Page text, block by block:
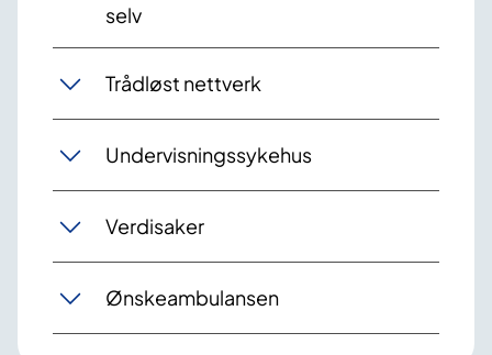
selv
Trådløst nettverk
Undervisningssykehus
Verdisaker
Ønskeambulansen